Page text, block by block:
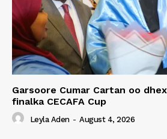
Garsoore Cumar Cartan oo
finalka CECAFA Cup
Leyla Aden - August 4, 2026